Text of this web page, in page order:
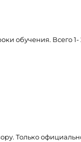
обучения. Всего 1-
Только